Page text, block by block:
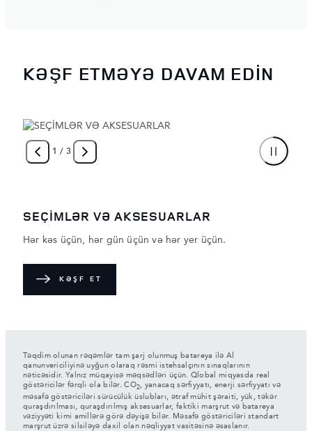
KƏŞF ETMƏYƏ DAVAM EDİN
1 / 3
SEÇİMLƏR VƏ AKSESUARLAR
Hər kəs üçün, hər gün üçün və hər yer üçün.
KƏŞF ET
Təqdim olunan rəqəmlər tam şarj olunmuş batareya ilə Aİ
qanunvericiliyinə uyğun olaraq rəsmi istehsalçının sınaqlarının
nəticəsidir. Yalnız müqayisə məqsədləri üçün. Qlobal miqyasda real
göstəricilər fərqli ola bilər. CO2, yanacaq sərfiyyatı, enerji sərfiyyatı və
məsafə göstəriciləri sürücülük üslubları, ətraf mühit şəraiti, yük, təkər
quraşdırılması, quraşdırılmış aksesuarlar, faktiki marşrut və batareya
vəziyyəti kimi amillərə görə dəyişə bilər. Məsafə göstəriciləri standart
marşrut üzrə silsiləyə daxil olan nəqliyyat vasitəsinə əsaslanır.